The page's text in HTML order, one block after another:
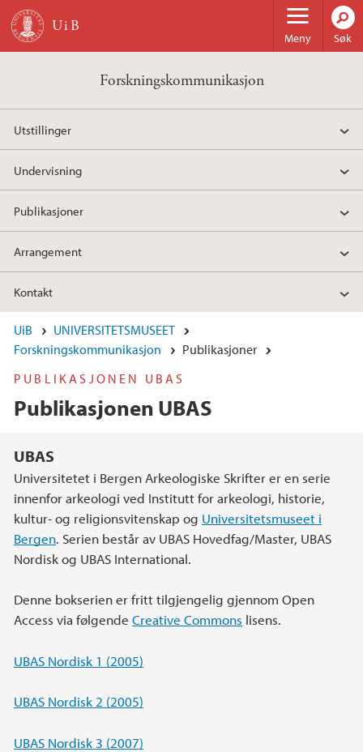
Hopp til hovedinnhold
Meny Søk
Forskningskommunikasjon
Utstillinger
Undervisning
Publikasjoner
Arrangement
Kontakt
UiB
UNIVERSITETSMUSEET
Forskningskommunikasjon
Publikasjoner
PUBLIKASJONEN UBAS
Publikasjonen UBAS
Hovedinnhold
UBAS
Universitetet i Bergen Arkeologiske Skrifter er en serie
innenfor arkeologi ved Institutt for arkeologi, historie,
kultur- og religionsvitenskap og Universitetsmuseet i
Bergen. Serien består av UBAS Hovedfag/Master, UBAS
Nordisk og UBAS International.
Denne bokserien er fritt tilgjengelig gjennom Open
Access via følgende Creative Commons lisens.
UBAS Nordisk 1 (2005)
UBAS Nordisk 2 (2005)
UBAS Nordisk 3 (2007)